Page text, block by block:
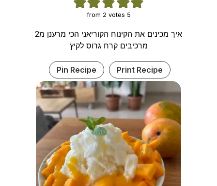
5
2 votes
איך מכינים את הקינוח הקוריאני הכי מרענן מ2
מרכיבים קרח גרוס לקיץ
Print Recipe
Pin Recipe